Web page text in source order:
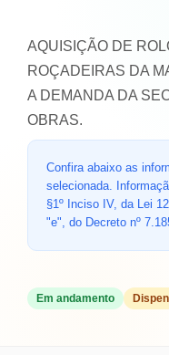
Em andamento
AQUISIÇÃO DE
ROÇADEIRAS DA
A DEMANDA DA
OBRAS.
Confira abaixo as
selecionada.
§1º Inciso IV, da Lei
"e", do Decreto nº